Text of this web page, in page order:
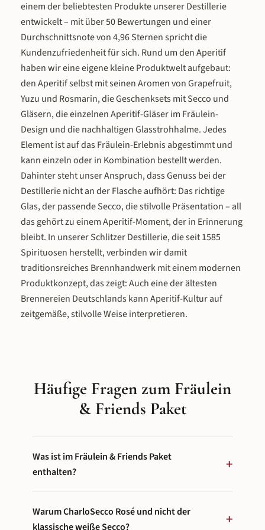
Aperitif-Moment. Auch direkt aus der
gut gekühlten Flasche ins Glas
kein Barwerkzeug, kein Rezept nötig.
einem der beliebtesten Produkte unserer Destillerie
entwickelt – mit über 50 Bewertungen und einer
Durchschnittsnote von 4,96 Sternen spricht die
Kundenzufriedenheit für sich. Rund um den Aperitif
haben wir eine eigene kleine Produktwelt aufgebaut:
den Aperitif selbst mit seinen Aromen von Grapefruit,
Yuzu und Rosmarin, die Geschenksets mit Secco und
Gläsern, die einzelnen Aperitif-Gläser im Fräulein-
Design und die nachhaltigen Glasstrohhalme. Jedes
Element ist auf das Fräulein-Erlebnis abgestimmt und
kann einzeln oder in Kombination bestellt werden.
Dahinter steht unser Anspruch, dass Genuss bei der
Destillerie nicht an der Flasche aufhört: Das richtige
Glas, der passende Secco, die stilvolle Präsentation – all
das gehört zu einem Aperitif-Moment, der in Erinnerung
bleibt. In unserer Schlitzer Destillerie, die seit 1585
Spirituosen herstellt, verbinden wir damit
traditionsreiches Brennhandwerk mit einem modernen
Produktkonzept, das zeigt: Auch eine der ältesten
Brennereien Deutschlands kann Aperitif-Kultur auf
zeitgemäße, stilvolle Weise interpretieren.
Häufige Fragen zum Fräulein
& Friends Paket
Was ist im Fräulein & Friends Paket
enthalten?
+
Fräulein Aperitif(15 % vol., 0,7 L) zum Selbermixen,
eine FlascheFräulein Spritz
Warum CharloSecco Rosé und nicht der
klassische weiße Secco?
+